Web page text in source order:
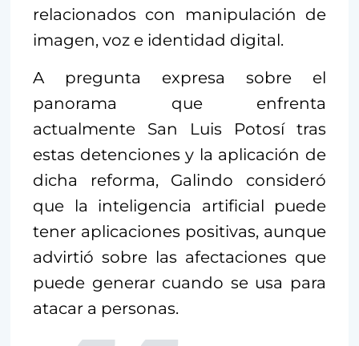
relacionados con manipulación de
imagen, voz e identidad digital.
A pregunta expresa sobre el
panorama que enfrenta
actualmente San Luis Potosí tras
estas detenciones y la aplicación de
dicha reforma, Galindo consideró
que la inteligencia artificial puede
tener aplicaciones positivas, aunque
advirtió sobre las afectaciones que
puede generar cuando se usa para
atacar a personas.